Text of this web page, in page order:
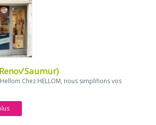
Chez HELLOM, nous simplifions vos